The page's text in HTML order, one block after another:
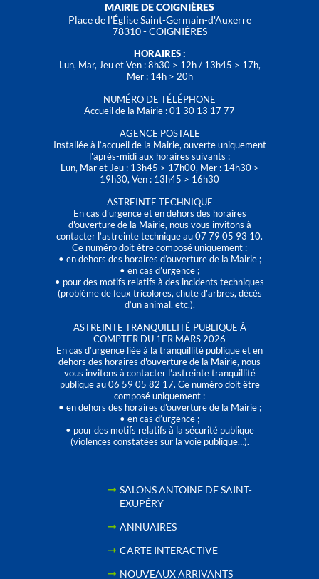
MAIRIE DE COIGNIÈRES
Place de l'Église Saint-Germain-d'Auxerre
78310 - COIGNIÈRES
HORAIRES :
Lun, Mar, Jeu et Ven : 8h30 > 12h / 13h45 > 17h,
Mer : 14h > 20h
NUMÉRO DE TÉLÉPHONE
Accueil de la Mairie : 01 30 13 17 77
AGENCE POSTALE
Installée à l’accueil de la Mairie, ouverte uniquement
l'après-midi aux horaires suivants :
Lun, Mar et Jeu : 13h45 > 17h00, Mer : 14h30 >
19h30, Ven : 13h45 > 16h30
ASTREINTE TECHNIQUE
En cas d’urgence et en dehors des horaires
d'ouverture de la Mairie, nous vous invitons à
contacter l’astreinte technique au 07 79 05 93 10.
Ce numéro doit être composé uniquement :
• en dehors des horaires d’ouverture de la Mairie ;
• en cas d’urgence ;
• pour des motifs relatifs à des incidents techniques
(problème de feux tricolores, chute d’arbres, décès
d’un animal, etc.).
ASTREINTE TRANQUILLITÉ PUBLIQUE À
COMPTER DU 1ER MARS 2026
En cas d’urgence liée à la tranquillité publique et en
dehors des horaires d'ouverture de la Mairie, nous
vous invitons à contacter l’astreinte tranquillité
publique au 06 59 05 82 17. Ce numéro doit être
composé uniquement :
• en dehors des horaires d’ouverture de la Mairie ;
• en cas d’urgence ;
• pour des motifs relatifs à la sécurité publique
(violences constatées sur la voie publique…).
SALONS ANTOINE DE SAINT-
EXUPÉRY
ANNUAIRES
CARTE INTERACTIVE
NOUVEAUX ARRIVANTS